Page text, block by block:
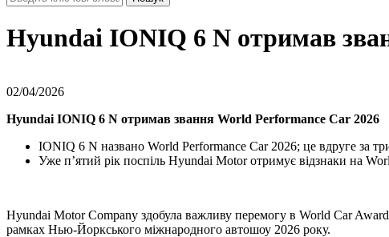
Hyundai IONIQ 6 N отримав
02/04/2026
Hyundai IONIQ 6 N отримав звання World Performance Car 2026
IONIQ 6 N названо World Performance Car 2026; це вдруге за
Уже п’ятий рік поспіль Hyundai Motor отримує відзнаки на
Hyundai Motor Company здобула важливу перемогу в World Car
рамках Нью-Йоркського міжнародного автошоу 2026 року.